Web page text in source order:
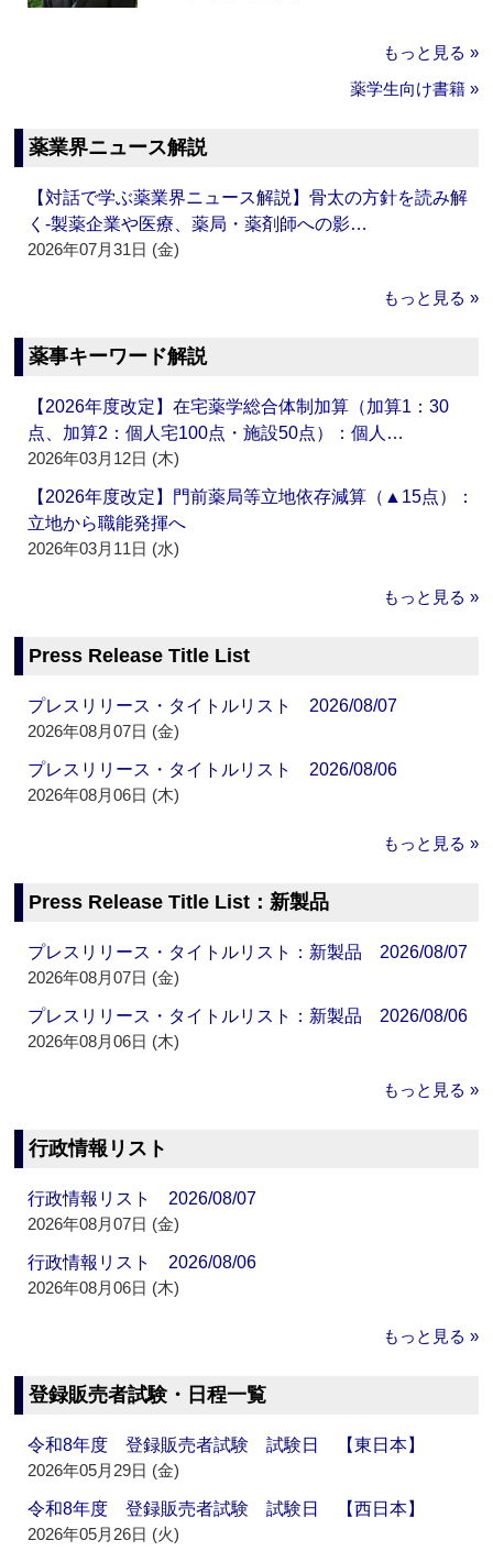
もっと見る »
薬学生向け書籍 »
薬業界ニュース解説
【対話で学ぶ薬業界ニュース解説】骨太の方針を読み解
く‐製薬企業や医療、薬局・薬剤師への影…
2026年07月31日 (金)
もっと見る »
薬事キーワード解説
【2026年度改定】在宅薬学総合体制加算（加算1：30
点、加算2：個人宅100点・施設50点）：個人…
2026年03月12日 (木)
【2026年度改定】門前薬局等立地依存減算（▲15点）：
立地から職能発揮へ
2026年03月11日 (水)
もっと見る »
Press Release Title List
プレスリリース・タイトルリスト 2026/08/07
2026年08月07日 (金)
プレスリリース・タイトルリスト 2026/08/06
2026年08月06日 (木)
もっと見る »
Press Release Title List：新製品
プレスリリース・タイトルリスト：新製品 2026/08/07
2026年08月07日 (金)
プレスリリース・タイトルリスト：新製品 2026/08/06
2026年08月06日 (木)
もっと見る »
行政情報リスト
行政情報リスト 2026/08/07
2026年08月07日 (金)
行政情報リスト 2026/08/06
2026年08月06日 (木)
もっと見る »
登録販売者試験・日程一覧
令和8年度 登録販売者試験 試験日 【東日本】
2026年05月29日 (金)
令和8年度 登録販売者試験 試験日 【西日本】
2026年05月26日 (火)